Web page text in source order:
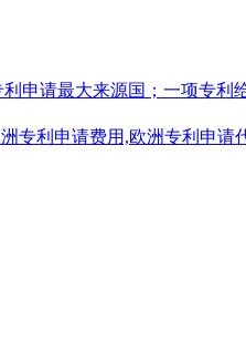
申请最大来源国；一项专利
专利申请费用,欧洲专利申请